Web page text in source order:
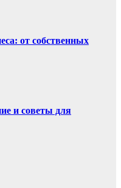
от собственных
и советы для